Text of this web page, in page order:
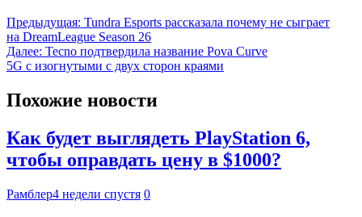
Предыдущая: Tundra Esports рассказала почему не сыграет
на DreamLeague Season 26
Далее: Tecno подтвердила название Pova Curve
5G с изогнутыми с двух сторон краями
Похожие новости
Как будет выглядеть PlayStation 6,
чтобы оправдать цену в $1000?
Рамблер4 недели спустя 0